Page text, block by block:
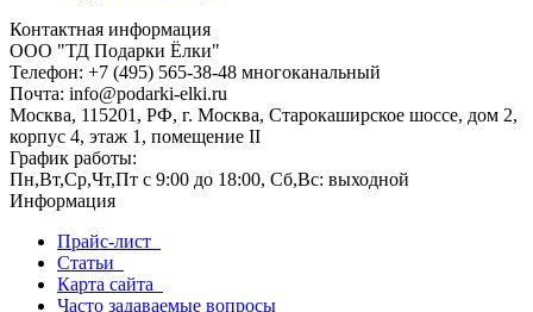
Контактная информация
ООО "ТД Подарки Ёлки"
Телефон: +7 (495) 565-38-48 многоканальный
Почта: info@podarki-elki.ru
Москва, 115201, РФ, г. Москва, Старокаширское шоссе, дом 2,
корпус 4, этаж 1, помещение II
График работы:
Пн,Вт,Ср,Чт,Пт с 9:00 до 18:00, Сб,Вс: выходной
Информация
Прайс-лист
Статьи
Карта сайта
Часто задаваемые вопросы